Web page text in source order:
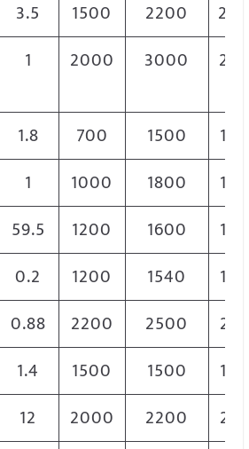
3.5 1500 2200
1 2000 3000
1.8 700 1500
1 1000 1800
59.5 1200 1600
0.2 1200 1540
0.88 2200 2500
1.4 1500 1500
12 2000 2200